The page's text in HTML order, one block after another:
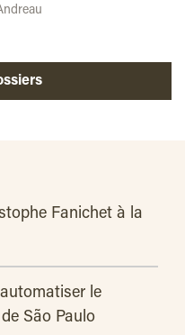
dossiers
Fanichet à la
le
São Paulo